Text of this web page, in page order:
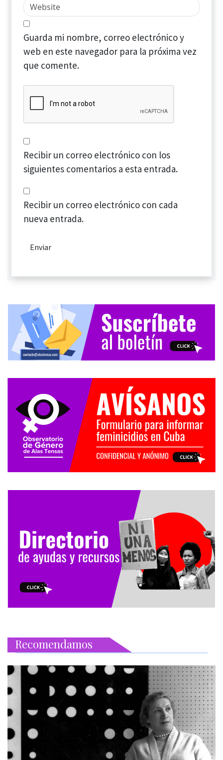
Guarda mi nombre, correo electrónico y
web en este navegador para la próxima vez
que comente.
Recibir un correo electrónico con los
siguientes comentarios a esta entrada.
Recibir un correo electrónico con cada
nueva entrada.
Recomendamos